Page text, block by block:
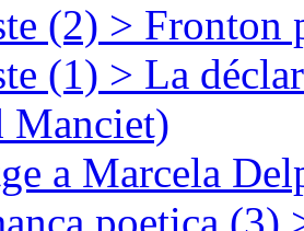
(2) > Fronton
(1) > La
Manciet)
a Marcela